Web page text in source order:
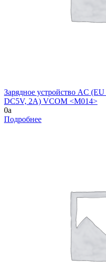
Зарядное устройство AC
DC5V, 2A) VCOM <M014>
0a
Подробнее